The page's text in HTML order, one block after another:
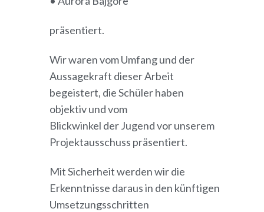
präsentiert.
Wir waren vom Umfang und der
Aussagekraft dieser Arbeit
begeistert, die Schüler haben
objektiv und vom
Blickwinkel der Jugend vor unserem
Projektausschuss präsentiert.
Mit Sicherheit werden wir die
Erkenntnisse daraus in den künftigen
Umsetzungsschritten